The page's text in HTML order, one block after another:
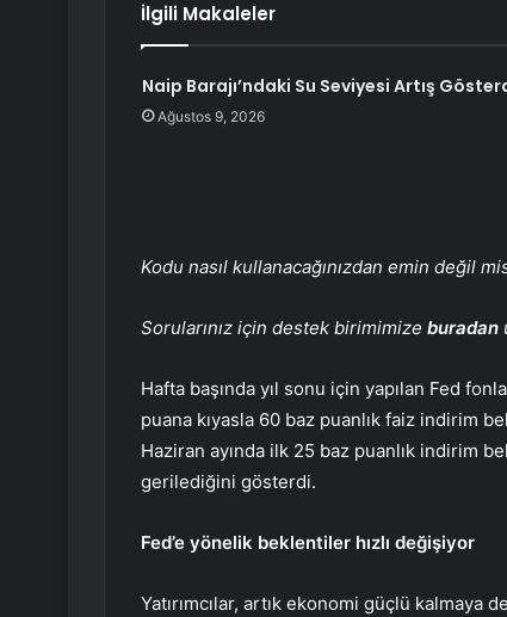
İlgili Makaleler
Naip Barajı’ndaki Su Seviyesi Artış
Ağustos 9, 2026
Kodu nasıl kullanacağınızdan emin değil
Sorularınız için destek birimimize buradan
Hafta başında yıl sonu için yapılan Fed
puana kıyasla 60 baz puanlık faiz indirim
Haziran ayında ilk 25 baz puanlık indirim
gerilediğini gösterdi.
Fed’e yönelik beklentiler hızlı değişiyor
Yatırımcılar, artık ekonomi güçlü